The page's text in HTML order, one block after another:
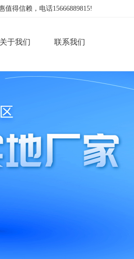
得信赖，电话15666889815!
关于我们 联系我们